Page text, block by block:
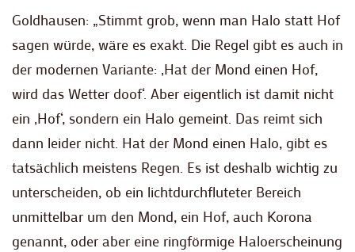
Goldhausen: „Stimmt grob, wenn man Halo statt Hof
sagen würde, wäre es exakt. Die Regel gibt es auch in
der modernen Variante: ‚Hat der Mond einen Hof,
wird das Wetter doof‘. Aber eigentlich ist damit nicht
ein ‚Hof‘, sondern ein Halo gemeint. Das reimt sich
dann leider nicht. Hat der Mond einen Halo, gibt es
tatsächlich meistens Regen. Es ist deshalb wichtig zu
unterscheiden, ob ein lichtdurchfluteter Bereich
unmittelbar um den Mond, ein Hof, auch Korona
genannt, oder aber eine ringförmige Haloerscheinung